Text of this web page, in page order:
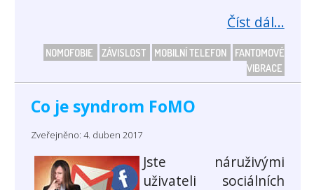
Číst dál...
NOMOFOBIE ZÁVISLOST MOBILNÍ TELEFON
FANTOMOVÉ
VIBRACE
Co je syndrom FoMO
Zveřejněno: 4. duben 2017
Jste náruživými
uživateli sociálních